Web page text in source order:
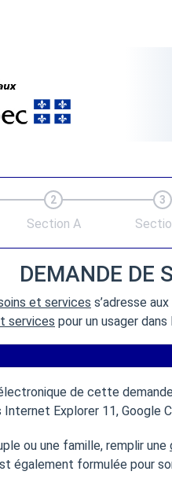
2
Section A
3
DEMANDE DE
et services s’adresse
services pour un usager dans
de cette
Internet Explorer 11, Google
ou une famille, remplir une
également formulée pour